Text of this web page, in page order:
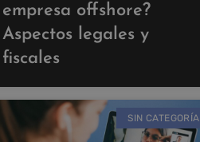
empresa offshore?
Aspectos legales y
fiscales
SIN CATEGORÍA